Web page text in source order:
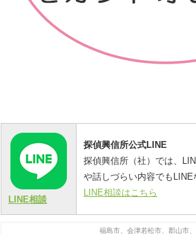
LINE相談
探偵興信所公式LINE
探偵興信所（社）では、
や話しづらい内容でもLINE
LINE相談はこちら
福島市、会津若松市、郡山市